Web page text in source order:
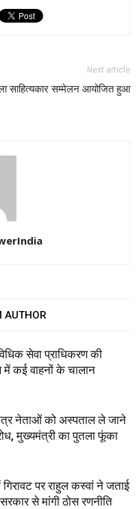
Next article
साहित्यकार सम्मेलन आयोजित हुआ
AUTHOR
सेवा प्राधिकरण की
कई वाहनों के चालान
नेताओं को अस्पताल ले जाने
मुख्यमंत्री का पुतला फूंका
पर राहुल कस्वां ने जताई
से मांगी ठोस रणनीति